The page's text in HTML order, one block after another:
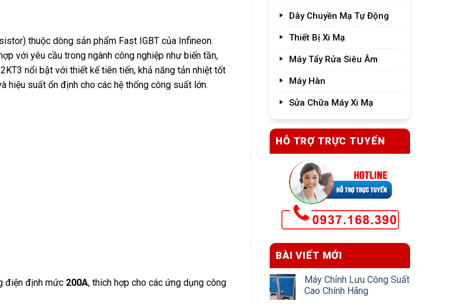
thuộc dòng sản phẩm Fast IGBT của Infineon.
với yêu cầu trong ngành công nghiệp như biến tần,
nổi bật với thiết kế tiên tiến, khả năng tản nhiệt tốt
hiệu suất ổn định cho các hệ thống công suất lớn.
điện định mức 200A, thích hợp cho các ứng dụng công
Dây Chuyền Mạ Tự Động
Thiết Bị Xi Mạ
Máy Tẩy Rửa Siêu Âm
Máy Hàn
Sửa Chữa Máy Xi Mạ
HỖ TRỢ TRỰC TUYẾN
BÀI VIẾT MỚI
Máy Chỉnh Lưu Công Suất
Cao Chính Hãng